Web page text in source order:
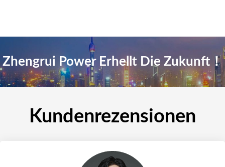
Zhengrui Power Erhellt Die Zukunft！
Kundenrezensionen